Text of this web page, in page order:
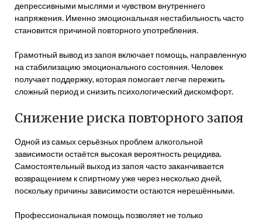
депрессивными мыслями и чувством внутреннего
напряжения. Именно эмоциональная нестабильность часто
становится причиной повторного употребления.
Грамотный вывод из запоя включает помощь, направленную
на стабилизацию эмоционального состояния. Человек
получает поддержку, которая помогает легче пережить
сложный период и снизить психологический дискомфорт.
Снижение риска повторного запоя
Одной из самых серьёзных проблем алкогольной
зависимости остаётся высокая вероятность рецидива.
Самостоятельный выход из запоя часто заканчивается
возвращением к спиртному уже через несколько дней,
поскольку причины зависимости остаются нерешёнными.
Профессиональная помощь позволяет не только